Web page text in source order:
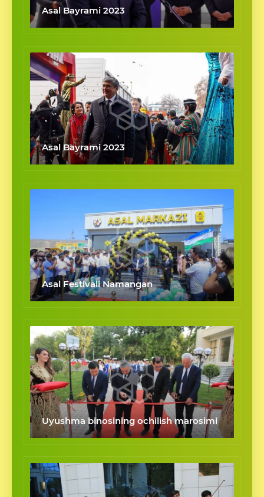
Asal Bayrami 2023
Asal Bayrami 2023
Asal Festivali Namangan
Uyushma binosining ochilish marosimi